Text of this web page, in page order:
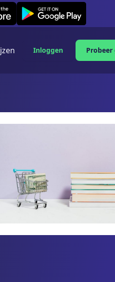
Leexi on Android
Inloggen